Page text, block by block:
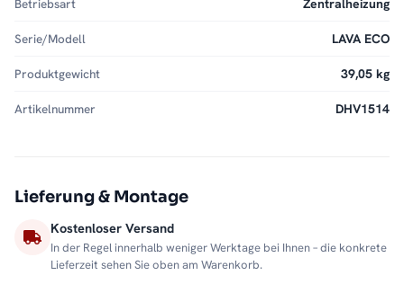
Betriebsart Zentralheizung
Serie/Modell LAVA ECO
Produktgewicht 39,05 kg
Artikelnummer DHV1514
Lieferung & Montage
Kostenloser Versand
In der Regel innerhalb weniger Werktage bei Ihnen – die konkrete
Lieferzeit sehen Sie oben am Warenkorb.